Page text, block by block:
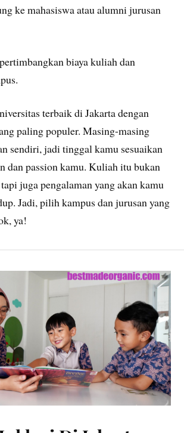
ke mahasiswa atau alumni jurusan
biaya kuliah dan
terbaik di Jakarta dengan
paling populer. Masing-masing
sendiri, jadi tinggal kamu sesuaikan
dan passion kamu. Kuliah itu bukan
juga pengalaman yang akan kamu
Jadi, pilih kampus dan jurusan yang
ya!